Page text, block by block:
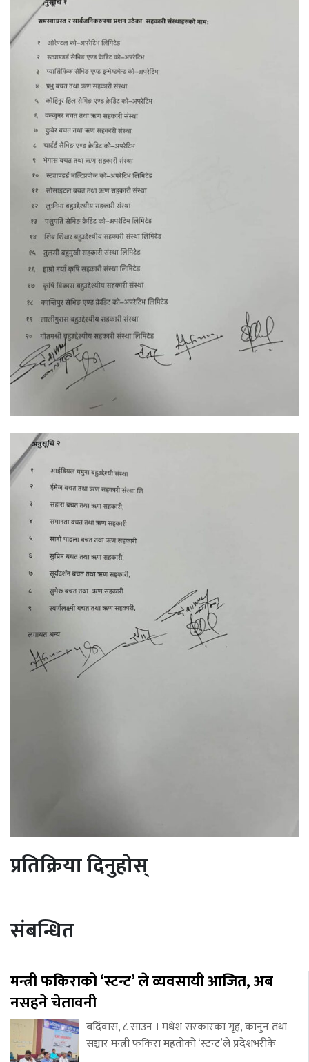
प्रतिक्रिया दिनुहोस्
संबन्धित
मन्त्री फकिराको ‘स्टन्ट’ ले व्यवसायी आजित, अब
नसहने चेतावनी
बर्दिवास, ८ साउन । मधेश सरकारका गृह, कानुन तथा
सञ्चार मन्त्री फकिरा महतोको ‘स्टन्ट’ले प्रदेशभरीकै